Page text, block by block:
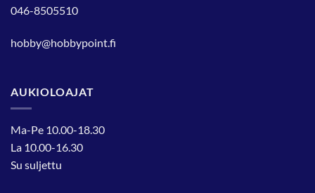
046-8505510
hobby@hobbypoint.fi
AUKIOLOAJAT
Ma-Pe 10.00-18.30
La 10.00-16.30
Su suljettu